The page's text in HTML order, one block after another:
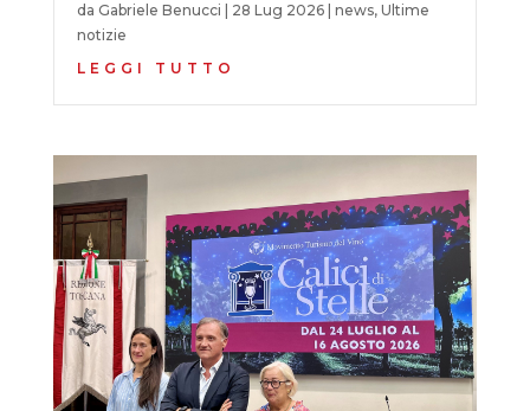
da Gabriele Benucci 28 Lug 2026| news, Ultime
notizie
LEGGI TUTTO